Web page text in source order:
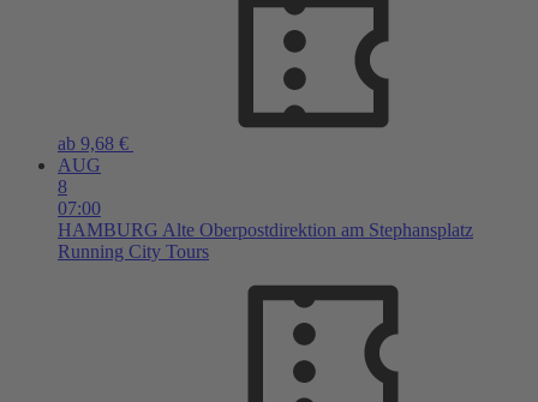
ab 9,68 €
AUG
8
07:00
HAMBURG Alte Oberpostdirektion am Stephansplatz
Running City Tours